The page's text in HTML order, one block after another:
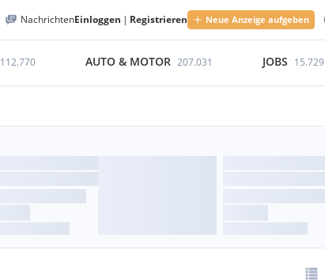
NachrichtenEinloggen | Registrieren Neue Anzeige aufgeben
112.770 AUTO & MOTOR 207.031 JOBS 15.729